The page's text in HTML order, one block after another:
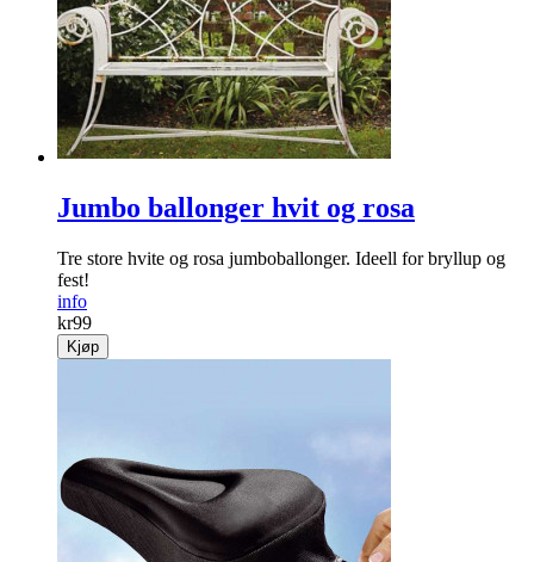
Jumbo ballonger hvit og rosa
Tre store hvite og rosa jumboballonger. Ideell for bryllup og
fest!
info
kr99
Kjøp